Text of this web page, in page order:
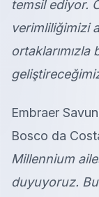
temsil ediyor.
verimliliğimizi
ortaklarımızla
Embraer
Bosco da
Millennium
duyuyoruz. Bu